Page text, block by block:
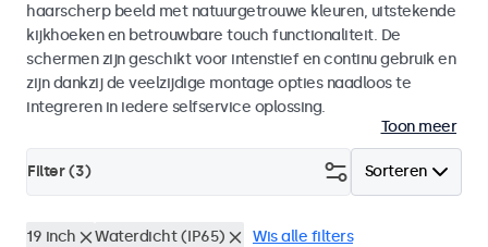
haarscherp beeld met natuurgetrouwe kleuren, uitstekende
kijkhoeken en betrouwbare touch functionaliteit. De
schermen zijn geschikt voor intenstief en continu gebruik en
zijn dankzij de veelzijdige montage opties naadloos te
integreren in iedere selfservice oplossing.
Toon meer
Sorteren
Filter (3)
19 inch Waterdicht (IP65) Wis alle filters